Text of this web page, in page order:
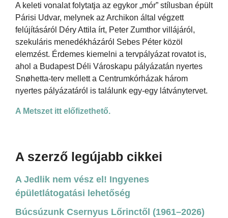
A keleti vonalat folytatja az egykor „mór” stílusban épült
Párisi Udvar, melynek az Archikon által végzett
felújításáról Déry Attila írt, Peter Zumthor villájáról,
szekuláris menedékházáról Sebes Péter közöl
elemzést. Érdemes kiemelni a tervpályázat rovatot is,
ahol a Budapest Déli Városkapu pályázatán nyertes
Snøhetta-terv mellett a Centrumkórházak három
nyertes pályázatáról is találunk egy-egy látványtervet.
A Metszet itt előfizethető.
A szerző legújabb cikkei
A Jedlik nem vész el! Ingyenes
épületlátogatási lehetőség
Búcsúzunk Csernyus Lőrinctől (1961–2026)